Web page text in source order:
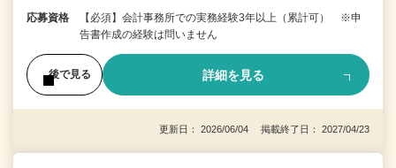
応募資格
【必須】会計事務所での実務経験3年以上（累計可） ※申
告書作成の経験は問いません
後で見る 詳細を見る
更新日： 2026/06/04 掲載終了日： 2027/04/23